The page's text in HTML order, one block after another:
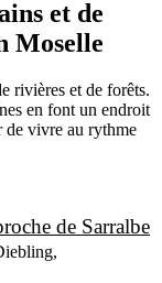
et de
Moselle
rivières et de forêts.
en font un endroit
de vivre au rythme
de Sarralbe